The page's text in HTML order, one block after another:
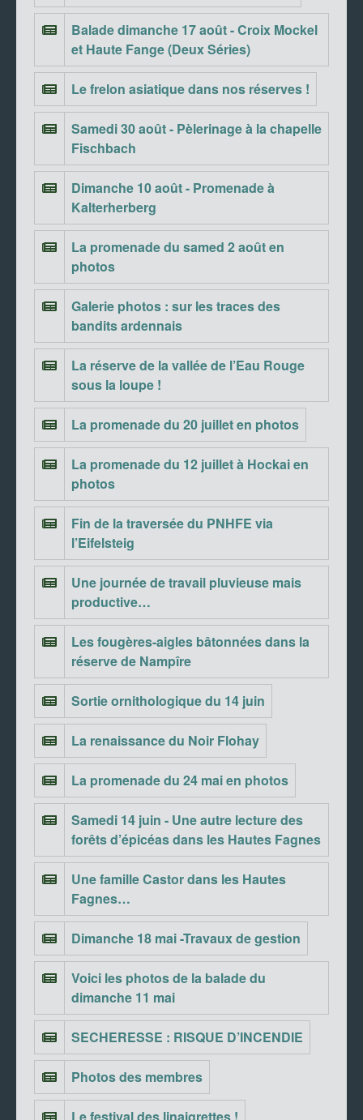
Balade dimanche 17 août - Croix Mockel
et Haute Fange (Deux Séries)
Le frelon asiatique dans nos réserves !
Samedi 30 août - Pèlerinage à la chapelle
Fischbach
Dimanche 10 août - Promenade à
Kalterherberg
La promenade du samed 2 août en
photos
Galerie photos : sur les traces des
bandits ardennais
La réserve de la vallée de l’Eau Rouge
sous la loupe !
La promenade du 20 juillet en photos
La promenade du 12 juillet à Hockai en
photos
Fin de la traversée du PNHFE via
l’Eifelsteig
Une journée de travail pluvieuse mais
productive…
Les fougères-aigles bâtonnées dans la
réserve de Nampîre
Sortie ornithologique du 14 juin
La renaissance du Noir Flohay
La promenade du 24 mai en photos
Samedi 14 juin - Une autre lecture des
forêts d’épicéas dans les Hautes Fagnes
Une famille Castor dans les Hautes
Fagnes…
Dimanche 18 mai -Travaux de gestion
Voici les photos de la balade du
dimanche 11 mai
SECHERESSE : RISQUE D’INCENDIE
Photos des membres
Le festival des linaigrettes !